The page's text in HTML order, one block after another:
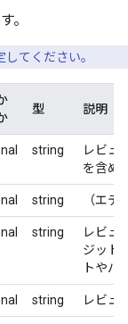
。
てください。
型 説明
string
レビュ
を含め
string （エ
string
レビュ
ジット
トやパ
string レビュ